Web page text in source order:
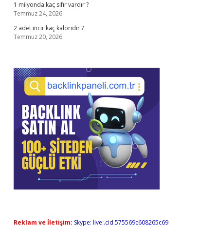
1 milyonda kaç sıfır vardır ?
Temmuz 24, 2026
2 adet incir kaç kaloridir ?
Temmuz 20, 2026
Reklam ve İletişim: Skype: live:.cid.575569c608265c69